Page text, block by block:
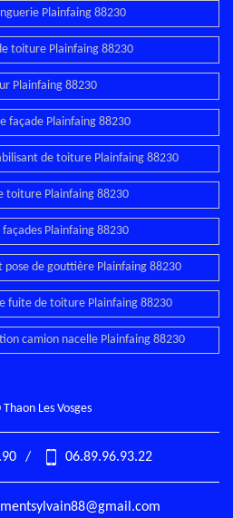
Plainfaing 88230
toiture Plainfaing 88230
Plainfaing 88230
façade Plainfaing 88230
de toiture Plainfaing 88230
toiture Plainfaing 88230
Plainfaing 88230
pose de gouttière Plainfaing 88230
fuite de toiture Plainfaing 88230
camion nacelle Plainfaing 88230
Les Vosges
/ 06.89.96.93.22